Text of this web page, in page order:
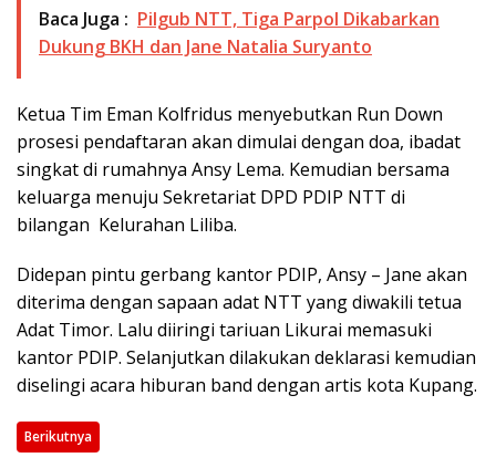
Baca Juga : Pilgub NTT, Tiga Parpol Dikabarkan
Dukung BKH dan Jane Natalia Suryanto
Ketua Tim Eman Kolfridus menyebutkan Run Down
prosesi pendaftaran akan dimulai dengan doa, ibadat
singkat di rumahnya Ansy Lema. Kemudian bersama
keluarga menuju Sekretariat DPD PDIP NTT di
bilangan Kelurahan Liliba.
Didepan pintu gerbang kantor PDIP, Ansy – Jane akan
diterima dengan sapaan adat NTT yang diwakili tetua
Adat Timor. Lalu diiringi tariuan Likurai memasuki
kantor PDIP. Selanjutkan dilakukan deklarasi kemudian
diselingi acara hiburan band dengan artis kota Kupang.
Berikutnya